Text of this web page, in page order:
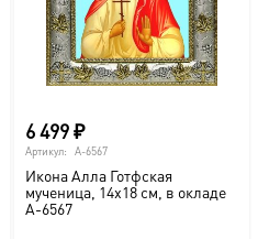
6 499₽
Артикул: A-6567
Икона Алла Готфская
мученица, 14х18 см, в окладе
A-6567